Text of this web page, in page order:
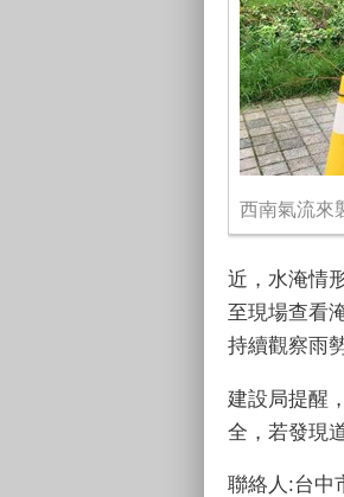
西南氣流來
近，水淹情
至現場查看
持續觀察雨
建設局提醒
全，若發現
聯絡人:台中